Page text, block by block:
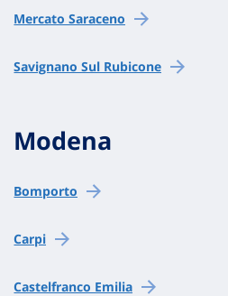
Mercato Saraceno
Savignano Sul Rubicone
Modena
Bomporto
Carpi
Castelfranco Emilia